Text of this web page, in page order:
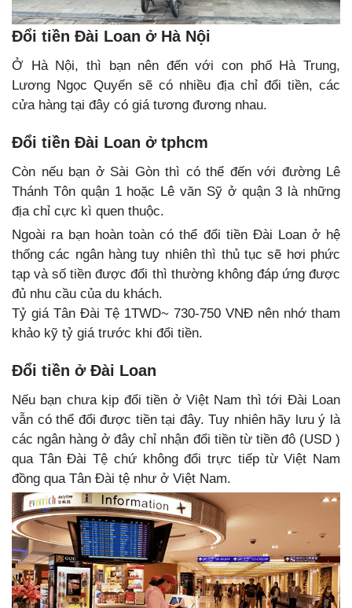
Đổi tiền Đài Loan ở Hà Nội
Ở Hà Nội, thì bạn nên đến với con phố Hà Trung,
Lương Ngọc Quyến sẽ có nhiều địa chỉ đổi tiền, các
cửa hàng tại đây có giá tương đương nhau.
Đổi tiền Đài Loan ở tphcm
Còn nếu bạn ở Sài Gòn thì có thể đến với đường Lê
Thánh Tôn quận 1 hoặc Lê văn Sỹ ở quận 3 là những
địa chỉ cực kì quen thuộc.
Ngoài ra bạn hoàn toàn có thể đổi tiền Đài Loan ở hệ
thống các ngân hàng tuy nhiên thì thủ tục sẽ hơi phức
tạp và số tiền được đổi thì thường không đáp ứng được
đủ nhu cầu của du khách.
Tỷ giá Tân Đài Tệ 1TWD~ 730-750 VNĐ nên nhớ tham
khảo kỹ tỷ giá trước khi đổi tiền.
Đổi tiền ở Đài Loan
Nếu bạn chưa kịp đổi tiền ở Việt Nam thì tới Đài Loan
vẫn có thể đổi được tiền tại đây. Tuy nhiên hãy lưu ý là
các ngân hàng ở đây chỉ nhận đổi tiền từ tiền đô (USD )
qua Tân Đài Tệ chứ không đổi trực tiếp từ Việt Nam
đồng qua Tân Đài tệ như ở Việt Nam.